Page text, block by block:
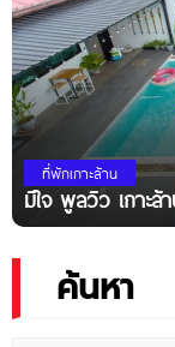
ที่พักเกาะล้าน
มีใจ พูลวิว เกาะล้
ค้นหา